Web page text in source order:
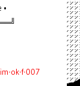
•
ok-f-007